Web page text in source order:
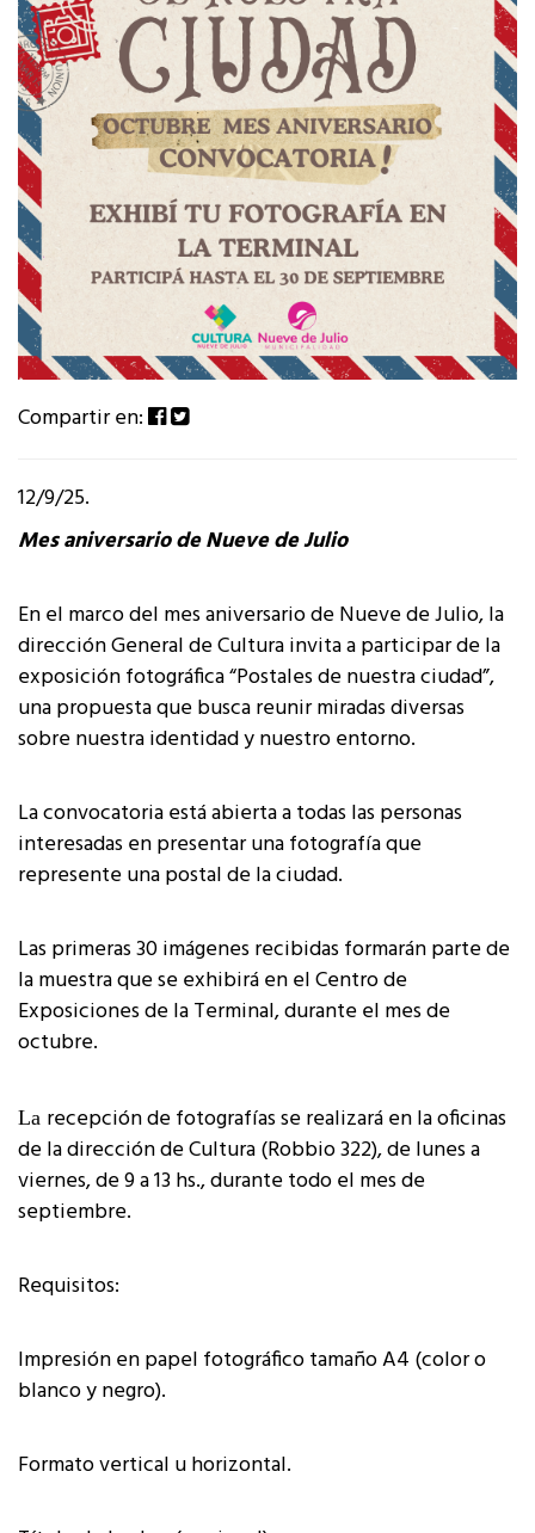
Compartir en:
12/9/25.
Mes aniversario de Nueve de Julio
En el marco del mes aniversario de Nueve de Julio, la
dirección General de Cultura invita a participar de la
exposición fotográfica “Postales de nuestra ciudad”,
una propuesta que busca reunir miradas diversas
sobre nuestra identidad y nuestro entorno.
La convocatoria está abierta a todas las personas
interesadas en presentar una fotografía que
represente una postal de la ciudad.
Las primeras 30 imágenes recibidas formarán parte de
la muestra que se exhibirá en el Centro de
Exposiciones de la Terminal, durante el mes de
octubre.
La recepción de fotografías se realizará en la oficinas
de la dirección de Cultura (Robbio 322), de lunes a
viernes, de 9 a 13 hs., durante todo el mes de
septiembre.
Requisitos:
Impresión en papel fotográfico tamaño A4 (color o
blanco y negro).
Formato vertical u horizontal.